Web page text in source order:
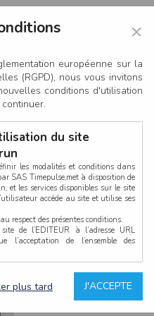
×
européenne sur la
(RGPD), nous vous invitons
conditions d'utilisation
du site
les modalités et conditions dans
SAS Timepulse,met à disposition de
et les services disponibles sur le site
accède au site et utilise ses
respect des présentes conditions.
de l’EDITEUR à l’adresse URL
l’acceptation de l’ensemble des
par quelque procédé que ce
de Fourcherot Mickael et/ou de ses
J'ACCEPTE
plus tard